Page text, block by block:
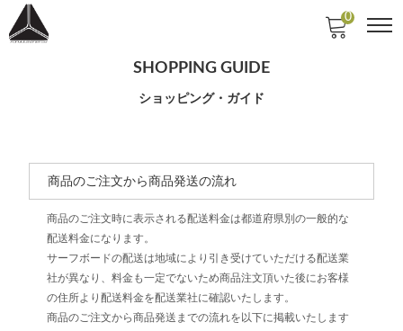
0
SHOPPING GUIDE
ショッピング・ガイド
商品のご注文から商品発送の流れ
商品のご注文時に表示される配送料金は都道府県別の一般的な
配送料金になります。
サーフボードの配送は地域により引き受けていただける配送業
社が異なり、料金も一定でないため商品注文頂いた後にお客様
の住所より配送料金を配送業社に確認いたします。
商品のご注文から商品発送までの流れを以下に掲載いたします